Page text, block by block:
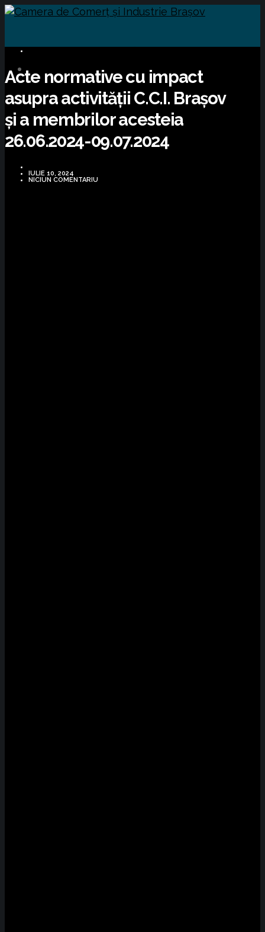
Acte normative cu impact
asupra activității C.C.I. Brașov
și a membrilor acesteia
26.06.2024-09.07.2024
IULIE 10, 2024
NICIUN COMENTARIU